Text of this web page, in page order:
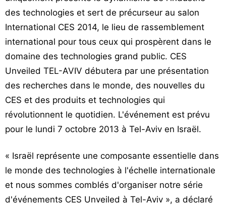
des technologies et sert de précurseur au salon
International CES 2014, le lieu de rassemblement
international pour tous ceux qui prospèrent dans le
domaine des technologies grand public. CES
Unveiled TEL-AVIV débutera par une présentation
des recherches dans le monde, des nouvelles du
CES et des produits et technologies qui
révolutionnent le quotidien. L'événement est prévu
pour le lundi 7 octobre 2013 à Tel-Aviv en Israël.
« Israël représente une composante essentielle dans
le monde des technologies à l'échelle internationale
et nous sommes comblés d'organiser notre série
d'événements CES Unveiled à Tel-Aviv », a déclaré